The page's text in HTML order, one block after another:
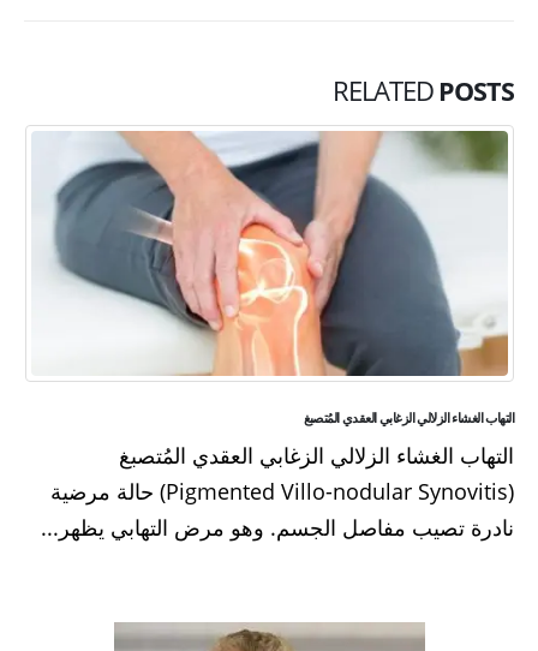
RELATED POSTS
التهاب الغشاء الزلالي الزغابي العقدي المُتصبغ
التهاب الغشاء الزلالي الزغابي العقدي المُتصبغ
(Pigmented Villo-nodular Synovitis) حالة مرضية
نادرة تصيب مفاصل الجسم. وهو مرض التهابي يظهر...